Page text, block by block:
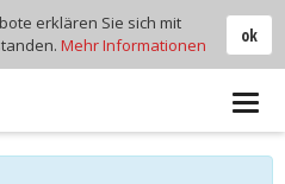
ok
erklären Sie sich mit
Mehr Informationen